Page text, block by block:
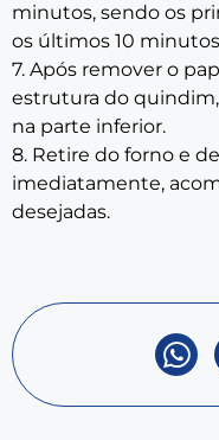
minutos, sendo os
os últimos 10
7. Após remover o
estrutura do
na parte inferior.
8. Retire do forno e
imediatamente,
desejadas.